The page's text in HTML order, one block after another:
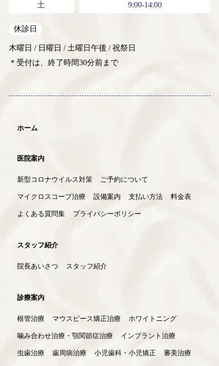
土 9:00-14:00
休診日
木曜日 / 日曜日 / 土曜日午後 / 祝祭日
＊受付は、終了時間30分前まで
ホーム
医院案内
新型コロナウイルス対策 ご予約について
マイクロスコープ治療 設備案内 支払い方法 料金表
よくある質問集 プライバシーポリシー
スタッフ紹介
院長あいさつ スタッフ紹介
診療案内
根管治療 マウスピース矯正治療 ホワイトニング
噛み合わせ治療・顎関節症治療 インプラント治療
虫歯治療 歯周病治療 小児歯科・小児矯正 審美治療